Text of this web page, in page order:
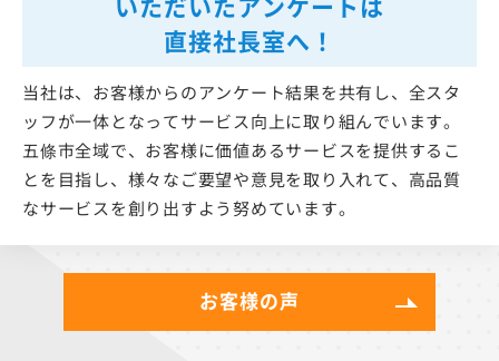
直接社長室へ！
当社は、お客様からのアンケート結果を共有し、全スタ
ッフが一体となってサービス向上に取り組んでいます。
五條市全域で、お客様に価値あるサービスを提供するこ
とを目指し、様々なご要望や意見を取り入れて、高品質
なサービスを創り出すよう努めています。
お客様の声